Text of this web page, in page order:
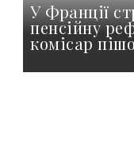
У Франції
пенсійну
комісар